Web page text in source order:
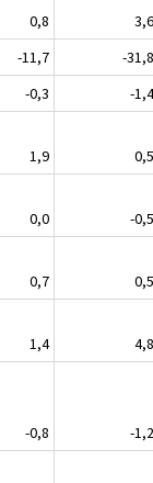
0,8
3,6
-11,7
-31,8
-0,3
-1,4
1,9
0,5
0,0
-0,5
0,7
0,5
1,4
4,8
-0,8
-1,2